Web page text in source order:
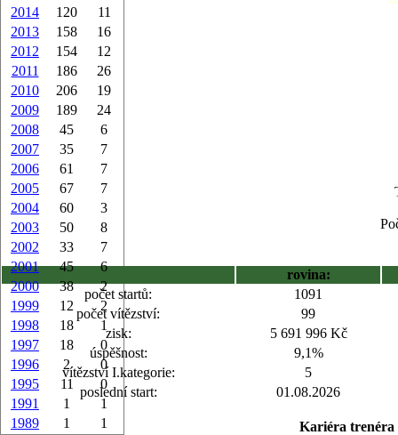
2014
120
11
2013
158
16
2012
154
12
2011
186
26
2010
206
19
2009
189
24
2008
45
6
2007
35
7
2006
61
7
2005
67
7
2004
60
3
2003
50
8
2002
33
7
2001
45
6
2000
38
2
1999
12
2
1998
18
1
1997
18
0
1996
2
0
1995
11
0
1991
1
1
1989
1 1
rovina:
počet startů:
1091
počet vítězství:
99
zisk:
5 691 996 Kč
úspěšnost:
9,1%
vítězství I.kategorie:
5
poslední start:
01.08.2026
Kariéra trenéra